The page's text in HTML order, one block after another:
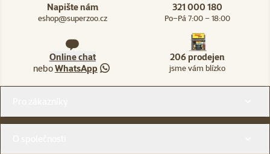
Napište nám
eshop@superzoo.cz
321 000 180
Po–Pá 7:00 – 18:00
Online chat
neboWhatsApp
206 prodejen
jsme vám blízko